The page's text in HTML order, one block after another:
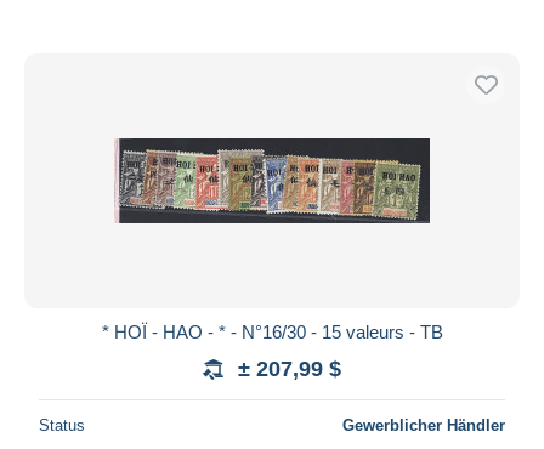
* HOÏ - HAO - * - N°16/30 - 15 valeurs - TB
± 207,99 $
Status Gewerblicher Händler